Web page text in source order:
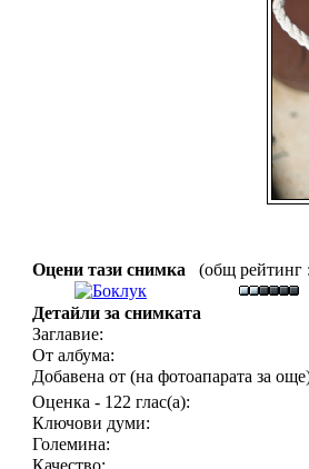
Оцени тази снимка
(общ рейтинг
Детайли за снимката
Заглавие:
От албума:
Добавена от (на фотоапарата за
Оценка - 122 глас(а):
Ключови думи:
Големина:
Качество: